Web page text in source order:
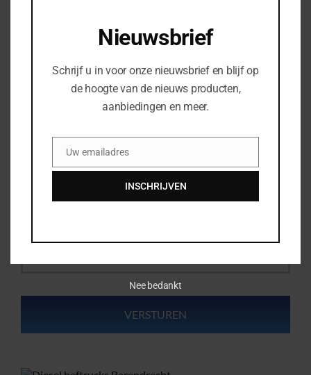
Uw telefoonnummer
Bedrijfsnaam
Uw vraag of opmerking
Nieuwsbrief
Schrijf u in voor onze nieuwsbrief en blijf op
de hoogte van de nieuws producten,
aanbiedingen en meer.
EmailUw emailadres
INSCHRIJVEN
Nee bedankt